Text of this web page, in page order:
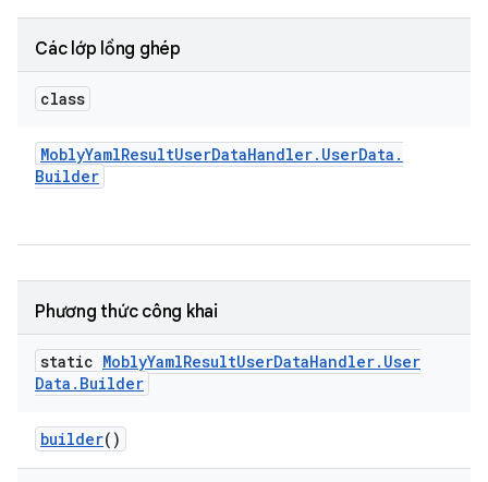
Các lớp lồng ghép
class
MoblyYamlResultUserDataHandler. UserData .
Builder
Phương thức công khai
static MoblyYamlResultUserDataHandler. User
Data . Builder
builder()